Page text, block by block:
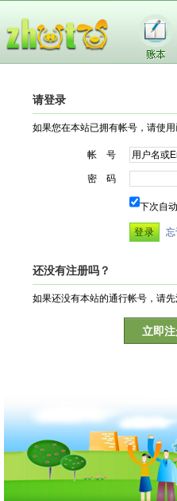
请登录
如果您在本站已拥有帐号，请使
帐 号
密 码
下次自
还没有注册吗？
如果还没有本站的通行帐号，请先
立即